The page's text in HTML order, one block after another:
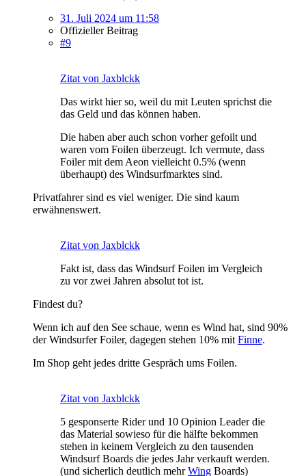
31. Juli 2024 um 11:58
Offizieller Beitrag
#9
Zitat von Jaxblckk
Das wirkt hier so, weil du mit Leuten sprichst die
das Geld und das können haben.
Die haben aber auch schon vorher gefoilt und
waren vom Foilen überzeugt. Ich vermute, dass
Foiler mit dem Aeon vielleicht 0.5% (wenn
überhaupt) des Windsurfmarktes sind.
Privatfahrer sind es viel weniger. Die sind kaum
erwähnenswert.
Zitat von Jaxblckk
Fakt ist, dass das Windsurf Foilen im Vergleich
zu vor zwei Jahren absolut tot ist.
Findest du?
Wenn ich auf den See schaue, wenn es Wind hat, sind 90%
der Windsurfer Foiler, dagegen stehen 10% mit Finne.
Im Shop geht jedes dritte Gespräch ums Foilen.
Zitat von Jaxblckk
5 gesponserte Rider und 10 Opinion Leader die
das Material sowieso für die hälfte bekommen
stehen in keinem Vergleich zu den tausenden
Windsurf Boards die jedes Jahr verkauft werden.
(und sicherlich deutlich mehrWing Boards)